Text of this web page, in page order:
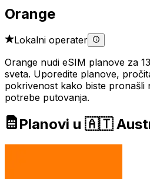
Orange
Lokalni operater
Orange nudi eSIM planove za
sveta. Uporedite planove,
pokrivenost kako biste pronašli
potrebe putovanja.
Planovi u 🇦🇹